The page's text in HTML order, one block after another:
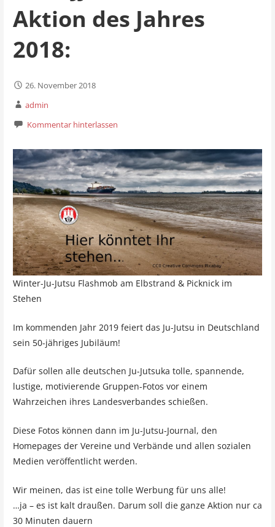
Aktion des Jahres
2018:
26. November 2018
admin
Kommentar hinterlassen
Winter-Ju-Jutsu Flashmob am Elbstrand & Picknick im
Stehen
Im kommenden Jahr 2019 feiert das Ju-Jutsu in Deutschland
sein 50-jähriges Jubiläum!
Dafür sollen alle deutschen Ju-Jutsuka tolle, spannende,
lustige, motivierende Gruppen-Fotos vor einem
Wahrzeichen ihres Landesverbandes schießen.
Diese Fotos können dann im Ju-Jutsu-Journal, den
Homepages der Vereine und Verbände und allen sozialen
Medien veröffentlicht werden.
Wir meinen, das ist eine tolle Werbung für uns alle!
…ja – es ist kalt draußen. Darum soll die ganze Aktion nur ca
30 Minuten dauern